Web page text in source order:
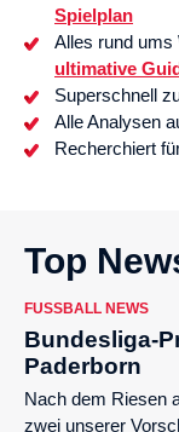
Spielplan
Alles rund ums
ultimative
Superschnell
Alle Analysen
Recherchiert
Top
FUSSBALL NEWS
Bundesliga-
Paderborn
Nach dem Riesen
zwei unserer